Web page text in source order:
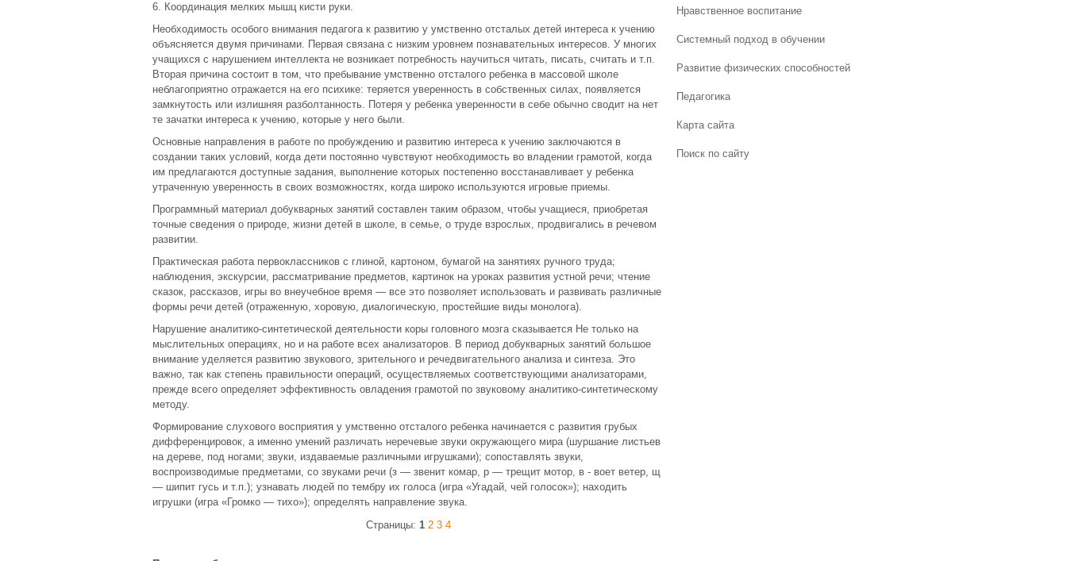
6. Координация мелких мышц кисти руки.
Необходимость особого внимания педагога к развитию у умственно отсталых детей интереса к учению
объясняется двумя причинами. Первая связана с низким уровнем познавательных интересов. У многих
учащихся с нарушением интеллекта не возникает потребность научиться читать, писать, считать и т.п.
Вторая причина состоит в том, что пребывание умственно отсталого ребенка в массовой школе
неблагоприятно отражается на его психике: теряется уверенность в собственных силах, появляется
замкнутость или излишняя разболтанность. Потеря у ребенка уверенности в себе обычно сводит на нет
те зачатки интереса к учению, которые у него были.
Основные направления в работе по пробуждению и развитию интереса к учению заключаются в
создании таких условий, когда дети постоянно чувствуют необходимость во владении грамотой, когда
им предлагаются доступные задания, выполнение которых постепенно восстанавливает у ребенка
утраченную уверенность в своих возможностях, когда широко используются игровые приемы.
Программный материал добукварных занятий составлен таким образом, чтобы учащиеся, приобретая
точные сведения о природе, жизни детей в школе, в семье, о труде взрослых, продвигались в речевом
развитии.
Практическая работа первоклассников с глиной, картоном, бумагой на занятиях ручного труда;
наблюдения, экскурсии, рассматривание предметов, картинок на уроках развития устной речи; чтение
сказок, рассказов, игры во внеучебное время — все это позволяет использовать и развивать различные
формы речи детей (отраженную, хоровую, диалогическую, простейшие виды монолога).
Нарушение аналитико-синтетической деятельности коры головного мозга сказывается Не только на
мыслительных операциях, но и на работе всех анализаторов. В период добукварных занятий большое
внимание уделяется развитию звукового, зрительного и речедвигательного анализа и синтеза. Это
важно, так как степень правильности операций, осуществляемых соответствующими анализаторами,
прежде всего определяет эффективность овладения грамотой по звуковому аналитико-синтетическому
методу.
Формирование слухового восприятия у умственно отсталого ребенка начинается с развития грубых
дифференцировок, а именно умений различать неречевые звуки окружающего мира (шуршание листьев
на дереве, под ногами; звуки, издаваемые различными игрушками); сопоставлять звуки,
воспроизводимые предметами, со звуками речи (з — звенит комар, р — трещит мотор, в - воет ветер, щ
— шипит гусь и т.п.); узнавать людей по тембру их голоса (игра «Угадай, чей голосок»); находить
игрушки (игра «Громко — тихо»); определять направление звука.
Страницы: 1 2 3 4
Нравственное воспитание
Системный подход в обучении
Развитие физических способностей
Педагогика
Карта сайта
Поиск по сайту